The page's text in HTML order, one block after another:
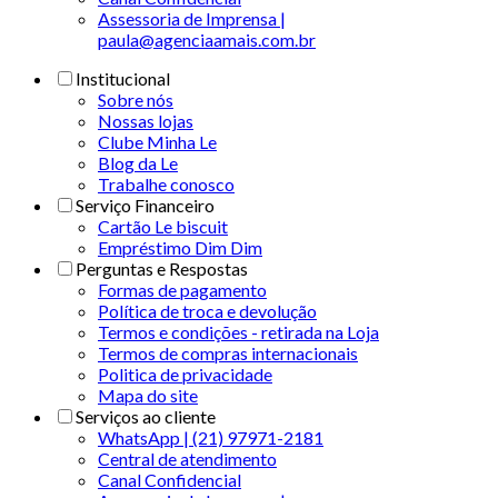
Assessoria de Imprensa |
paula@agenciaamais.com.br
Institucional
Sobre nós
Nossas lojas
Clube Minha Le
Blog da Le
Trabalhe conosco
Serviço Financeiro
Cartão Le biscuit
Empréstimo Dim Dim
Perguntas e Respostas
Formas de pagamento
Política de troca e devolução
Termos e condições - retirada na Loja
Termos de compras internacionais
Politica de privacidade
Mapa do site
Serviços ao cliente
WhatsApp | (21) 97971-2181
Central de atendimento
Canal Confidencial